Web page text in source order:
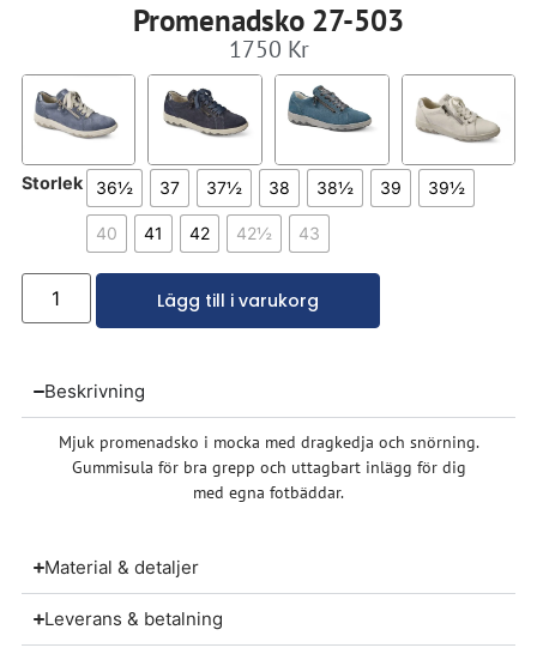
Promenadsko 27-503
1750 Kr
Storlek 36½ 37 37½ 38 38½ 39 39½
40 41 42 42½ 43
Lägg till i varukorg
Beskrivning
Mjuk promenadsko i mocka med dragkedja och snörning.
Gummisula för bra grepp och uttagbart inlägg för dig
med egna fotbäddar.
Material & detaljer
Leverans & betalning